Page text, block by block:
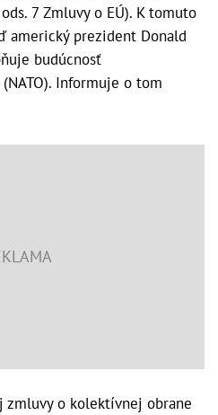
7 Zmluvy o EÚ). K tomuto
americký prezident Donald
budúcnosť
Informuje o tom
zmluvy o kolektívnej obrane